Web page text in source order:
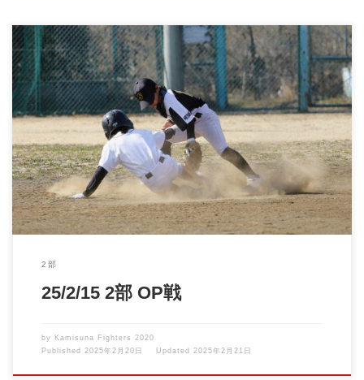
前回の練習試合は強烈な北風と猛烈な砂嵐の中での試合でしたが
球春到来？！ぽかぽか […]
2部
25/2/15 2部 OP戦
by Kamisuna Fighters 2020
Published
2025年2月20日 Updated 2025年2月21日